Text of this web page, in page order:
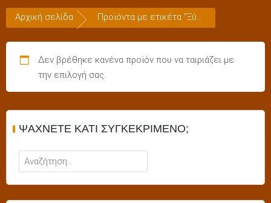
Αρχική σελίδα Προϊόντα με ετικέτα “Ξύλινο χειροποίητο μπρελόκ SCANIA”
Δεν βρέθηκε κανένα προϊόν που να ταιριάζει με
την επιλογή σας.
ΨΆΧΝΕΤΕ ΚΆΤΙ ΣΥΓΚΕΚΡΙΜΈΝΟ;
Αναζήτηση
για: